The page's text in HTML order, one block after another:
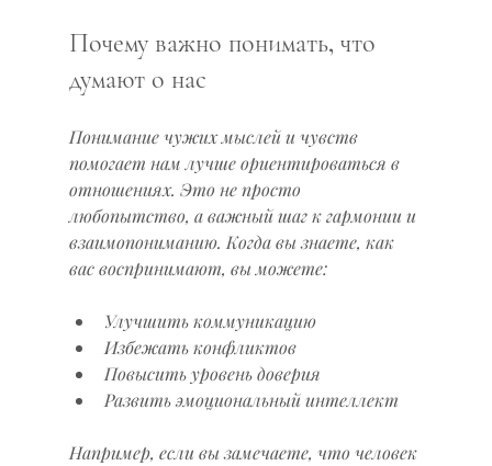
Почему важно понимать, что
думают о нас
Понимание чужих мыслей и чувств
помогает нам лучше ориентироваться в
отношениях. Это не просто
любопытство, а важный шаг к гармонии и
взаимопониманию. Когда вы знаете, как
вас воспринимают, вы можете:
Улучшить коммуникацию
Избежать конфликтов
Повысить уровень доверия
Развить эмоциональный интеллект
Например, если вы замечаете, что человек